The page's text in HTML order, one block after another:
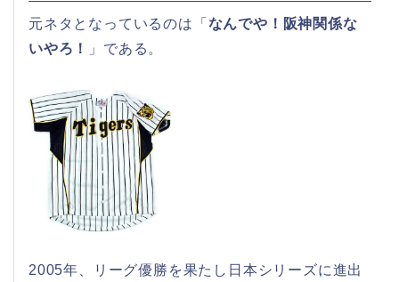
元ネタとなっているのは「 なんでや！阪神関係な
いやろ！
」である。
2005年、リーグ優勝を果たし日本シリーズに進出